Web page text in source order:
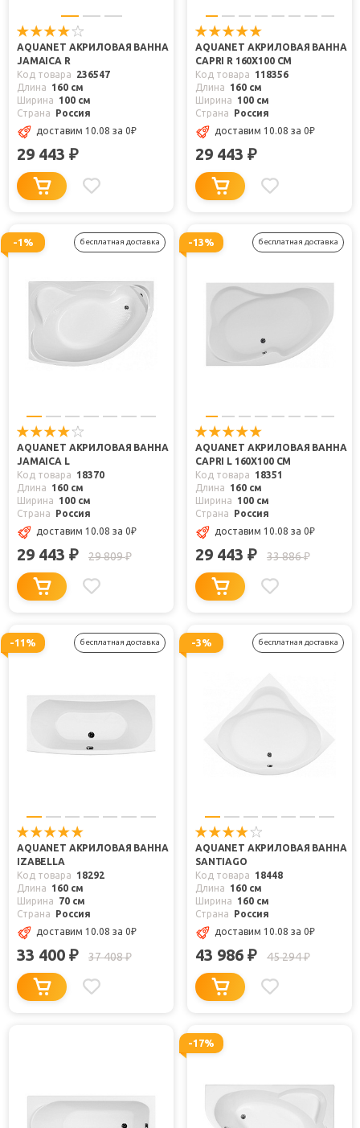
AQUANET АКРИЛОВАЯ ВАННА
JAMAICA R
Код товара
236547
Длина
160 см
Ширина
100 см
Страна
Россия
доставим 10.08 за 0₽
29 443 ₽
AQUANET АКРИЛОВАЯ ВАННА
CAPRI R 160X100 СМ
Код товара
118356
Длина
160 см
Ширина
100 см
Страна
Россия
доставим 10.08 за 0₽
29 443 ₽
-1% бесплатная доставка
AQUANET АКРИЛОВАЯ ВАННА
JAMAICA L
Код товара
18370
Длина
160 см
Ширина
100 см
Страна
Россия
доставим 10.08 за 0₽
29 443 ₽ 29 809₽
-13% бесплатная доставка
AQUANET АКРИЛОВАЯ ВАННА
CAPRI L 160X100 СМ
Код товара
18351
Длина
160 см
Ширина
100 см
Страна
Россия
доставим 10.08 за 0₽
29 443 ₽ 33 886₽
-11% бесплатная доставка
AQUANET АКРИЛОВАЯ ВАННА
IZABELLA
Код товара
18292
Длина
160 см
Ширина
70 см
Страна
Россия
доставим 10.08 за 0₽
33 400 ₽ 37 408₽
-3% бесплатная доставка
AQUANET АКРИЛОВАЯ ВАННА
SANTIAGO
Код товара
18448
Длина
160 см
Ширина
160 см
Страна
Россия
доставим 10.08 за 0₽
43 986 ₽ 45 294₽
-17%